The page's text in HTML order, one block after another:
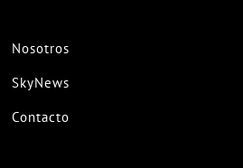
Nosotros
SkyNews
Contacto